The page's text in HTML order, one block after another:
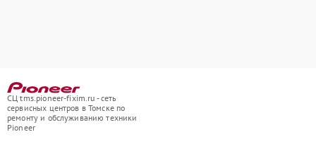
СЦ tms.pioneer-fixim.ru - сеть
сервисных центров в Томске по
ремонту и обслуживанию техники
Pioneer